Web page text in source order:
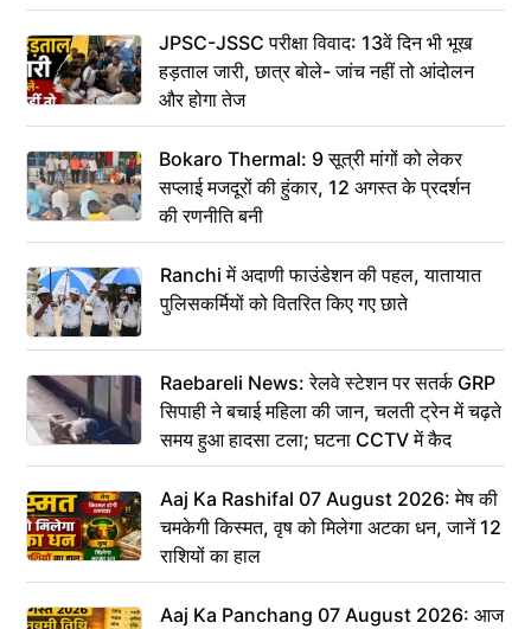
JPSC-JSSC परीक्षा विवाद: 13वें दिन भी भूख
हड़ताल जारी, छात्र बोले- जांच नहीं तो आंदोलन
और होगा तेज
Bokaro Thermal: 9 सूत्री मांगों को लेकर
सप्लाई मजदूरों की हुंकार, 12 अगस्त के प्रदर्शन
की रणनीति बनी
Ranchi में अदाणी फाउंडेशन की पहल, यातायात
पुलिसकर्मियों को वितरित किए गए छाते
Raebareli News: रेलवे स्टेशन पर सतर्क GRP
सिपाही ने बचाई महिला की जान, चलती ट्रेन में चढ़ते
समय हुआ हादसा टला; घटना CCTV में कैद
Aaj Ka Rashifal 07 August 2026: मेष की
चमकेगी किस्मत, वृष को मिलेगा अटका धन, जानें 12
राशियों का हाल
Aaj Ka Panchang 07 August 2026: आज